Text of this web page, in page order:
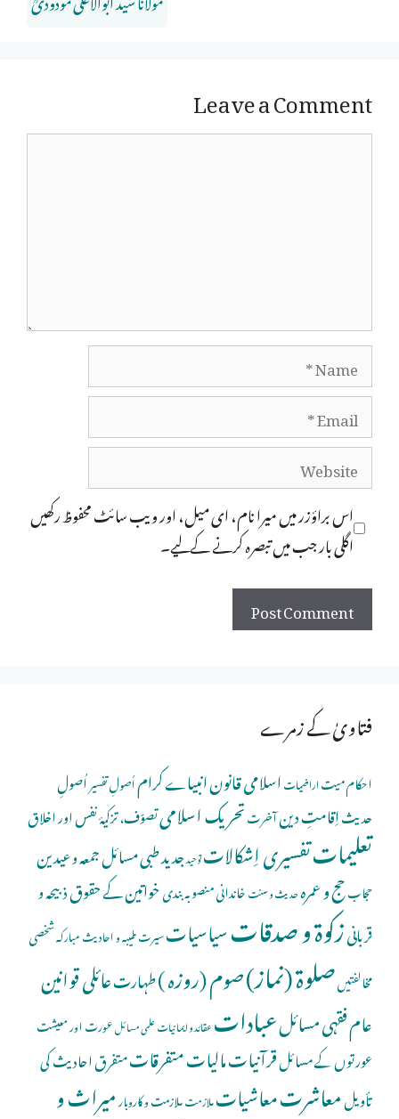
Leave a Comment
Name
Email
Website
اس براؤزر میں میرا نام، ای میل، اور ویب سائٹ محفوظ رکھیں
اگلی بار جب میں تبصرہ کرنے کےلیے۔
فتاویٰ کے زمرے
احکام میتاراضیاتاسلامی قانونانبیاے کراماُصولِ تفسیراُصولِ
حدیثاِقامتِ دینآخرتتحریک اسلامیتصوّف، تزکیۂ نفس اور اخلاق
تعلیماتتفسیری اِشکالاتتوحیدجدید طبی مسائلجمعہ و عیدین
حجابحج و عمرہحدیث و سنتخاندانی منصوبہ بندیخواتین کے حقوقذبیحہ و
قربانیزکوۃ و صدقاتسیاسیاتسیرت طیبہ و احادیث مبارکہشخصی
مخالفتیںصلوة (نماز)صوم (روزہ )طہارتعائلی قوانین
عام فقہی مسائلعباداتعقائد و ایمانیاتعلمی مسائلعورت اور معیشت
عورتوں کے مسائلقرآنیاتمالیاتمتفرقاتمتفرق احادیث کی
تأویلمعاشرتمعاشیاتملازمتملازمت و کاروبارمیراث و